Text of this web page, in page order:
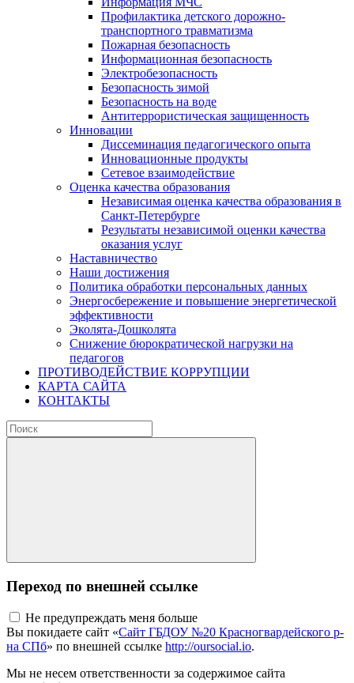
Профилактика детского дорожно-
транспортного травматизма
Пожарная безопасность
Информационная безопасность
Электробезопасность
Безопасность зимой
Безопасность на воде
Антитеррористическая защищенность
Инновации
Диссеминация педагогического опыта
Инновационные продукты
Сетевое взаимодействие
Оценка качества образования
Независимая оценка качества образования в
Санкт-Петербурге
Результаты независимой оценки качества
оказания услуг
Наставничество
Наши достижения
Политика обработки персональных данных
Энергосбережение и повышение энергетической
эффективности
Эколята-Дошколята
Снижение бюрократической нагрузки на
педагогов
ПРОТИВОДЕЙСТВИЕ КОРРУПЦИИ
КАРТА САЙТА
КОНТАКТЫ
Переход по внешней ссылке
Не предупреждать меня больше
Вы покидаете сайт «Сайт ГБДОУ №20 Красногвардейского р-
на СПб» по внешней ссылке http://oursocial.io.
Мы не несем ответственности за содержимое сайта